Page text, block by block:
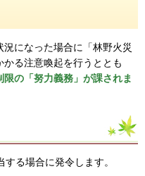
になった場合に「林野火災
る注意喚起を行うととも
限の「努力義務」が課されま
る場合に発令します。